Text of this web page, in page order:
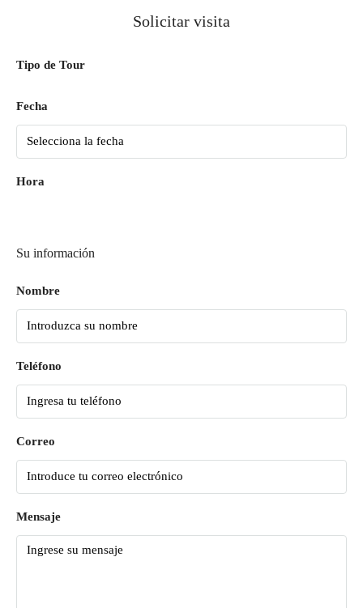
Solicitar visita
Tipo de Tour
Fecha
Hora
Su información
Nombre
Teléfono
Correo
Mensaje